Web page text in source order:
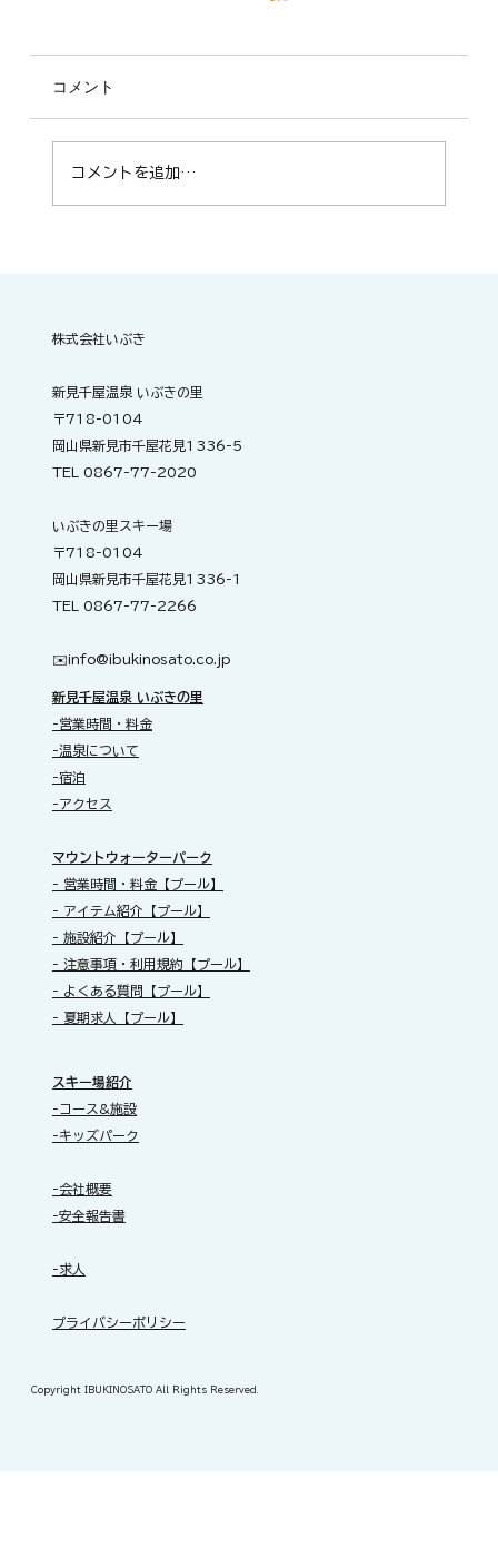
コメント
コメントを追加…
Copyright IBUKINOSATO All Rights Reserved.
株式会社いぶき
新見千屋温泉 いぶきの里
〒718-0104
岡山県新見市千屋花見1336-5
TEL 0867-77-2020
いぶきの里スキー場
〒718-0104
岡山県新見市千屋花見1336-1
TEL 0867-77-2266
✉️​info@ibukinosato.co.jp
新見千屋温泉 いぶきの里
-営業時間・料金
-温泉について
-宿泊
-アクセス
​マウントウォーターパーク
- 営業時間・料金【プール】
- アイテム紹介【プール】
- 施設紹介【プール】
- 注意事項・利用規約【プール】
- よくある質問【プール】
- 夏期求人【プール】
スキー場紹介
-コース&施設
-キッズパーク
-会社概要
-安全報告書
-求人
​プライバシーポリシー